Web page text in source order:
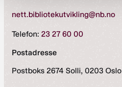
nett.bibliotekutvikling@nb.no
Telefon: 23 27 60 00
Postadresse
Postboks 2674 Solli, 0203 Oslo